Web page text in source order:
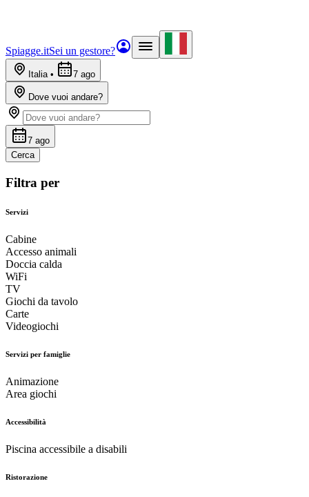
Spiagge.itSei un gestore?
Italia• 7 ago
Dove vuoi andare?
7 ago
Cerca
Filtra per
Servizi
Cabine
Accesso animali
Doccia calda
WiFi
TV
Giochi da tavolo
Carte
Videogiochi
Servizi per famiglie
Animazione
Area giochi
Accessibilità
Piscina accessibile a disabili
Ristorazione